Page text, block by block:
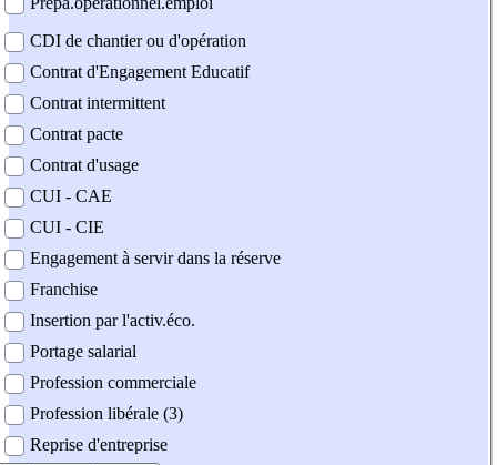
CDI de chantier ou d'opération
Contrat d'Engagement Educatif
Contrat intermittent
Contrat pacte
Contrat d'usage
CUI - CAE
CUI - CIE
Engagement à servir dans la réserve
Franchise
Insertion par l'activ.éco.
Portage salarial
Profession commerciale
Profession libérale (3)
Reprise d'entreprise